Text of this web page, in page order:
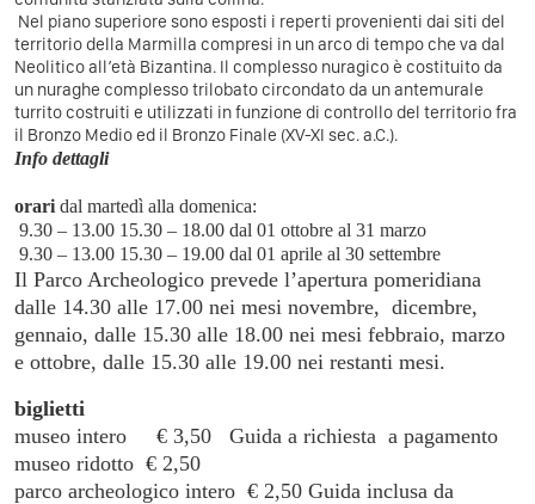
Nel piano superiore sono esposti i reperti provenienti dai siti del
territorio della Marmilla compresi in un arco di tempo che va dal
Neolitico all’età Bizantina. Il complesso nuragico è costituito da
un nuraghe complesso trilobato circondato da un antemurale
turrito costruiti e utilizzati in funzione di controllo del territorio fra
il Bronzo Medio ed il Bronzo Finale (XV-XI sec. a.C.).
Info dettagli
orari dal martedì alla domenica:
9.30 – 13.00 15.30 – 18.00 dal 01 ottobre al 31 marzo
9.30 – 13.00 15.30 – 19.00 dal 01 aprile al 30 settembre
Il Parco Archeologico prevede l’apertura pomeridiana
dalle 14.30 alle 17.00 nei mesi novembre, dicembre,
gennaio, dalle 15.30 alle 18.00 nei mesi febbraio, marzo
e ottobre, dalle 15.30 alle 19.00 nei restanti mesi.
biglietti
museo intero € 3,50 Guida a richiesta a pagamento
museo ridotto € 2,50
parco archeologico intero € 2,50 Guida inclusa da